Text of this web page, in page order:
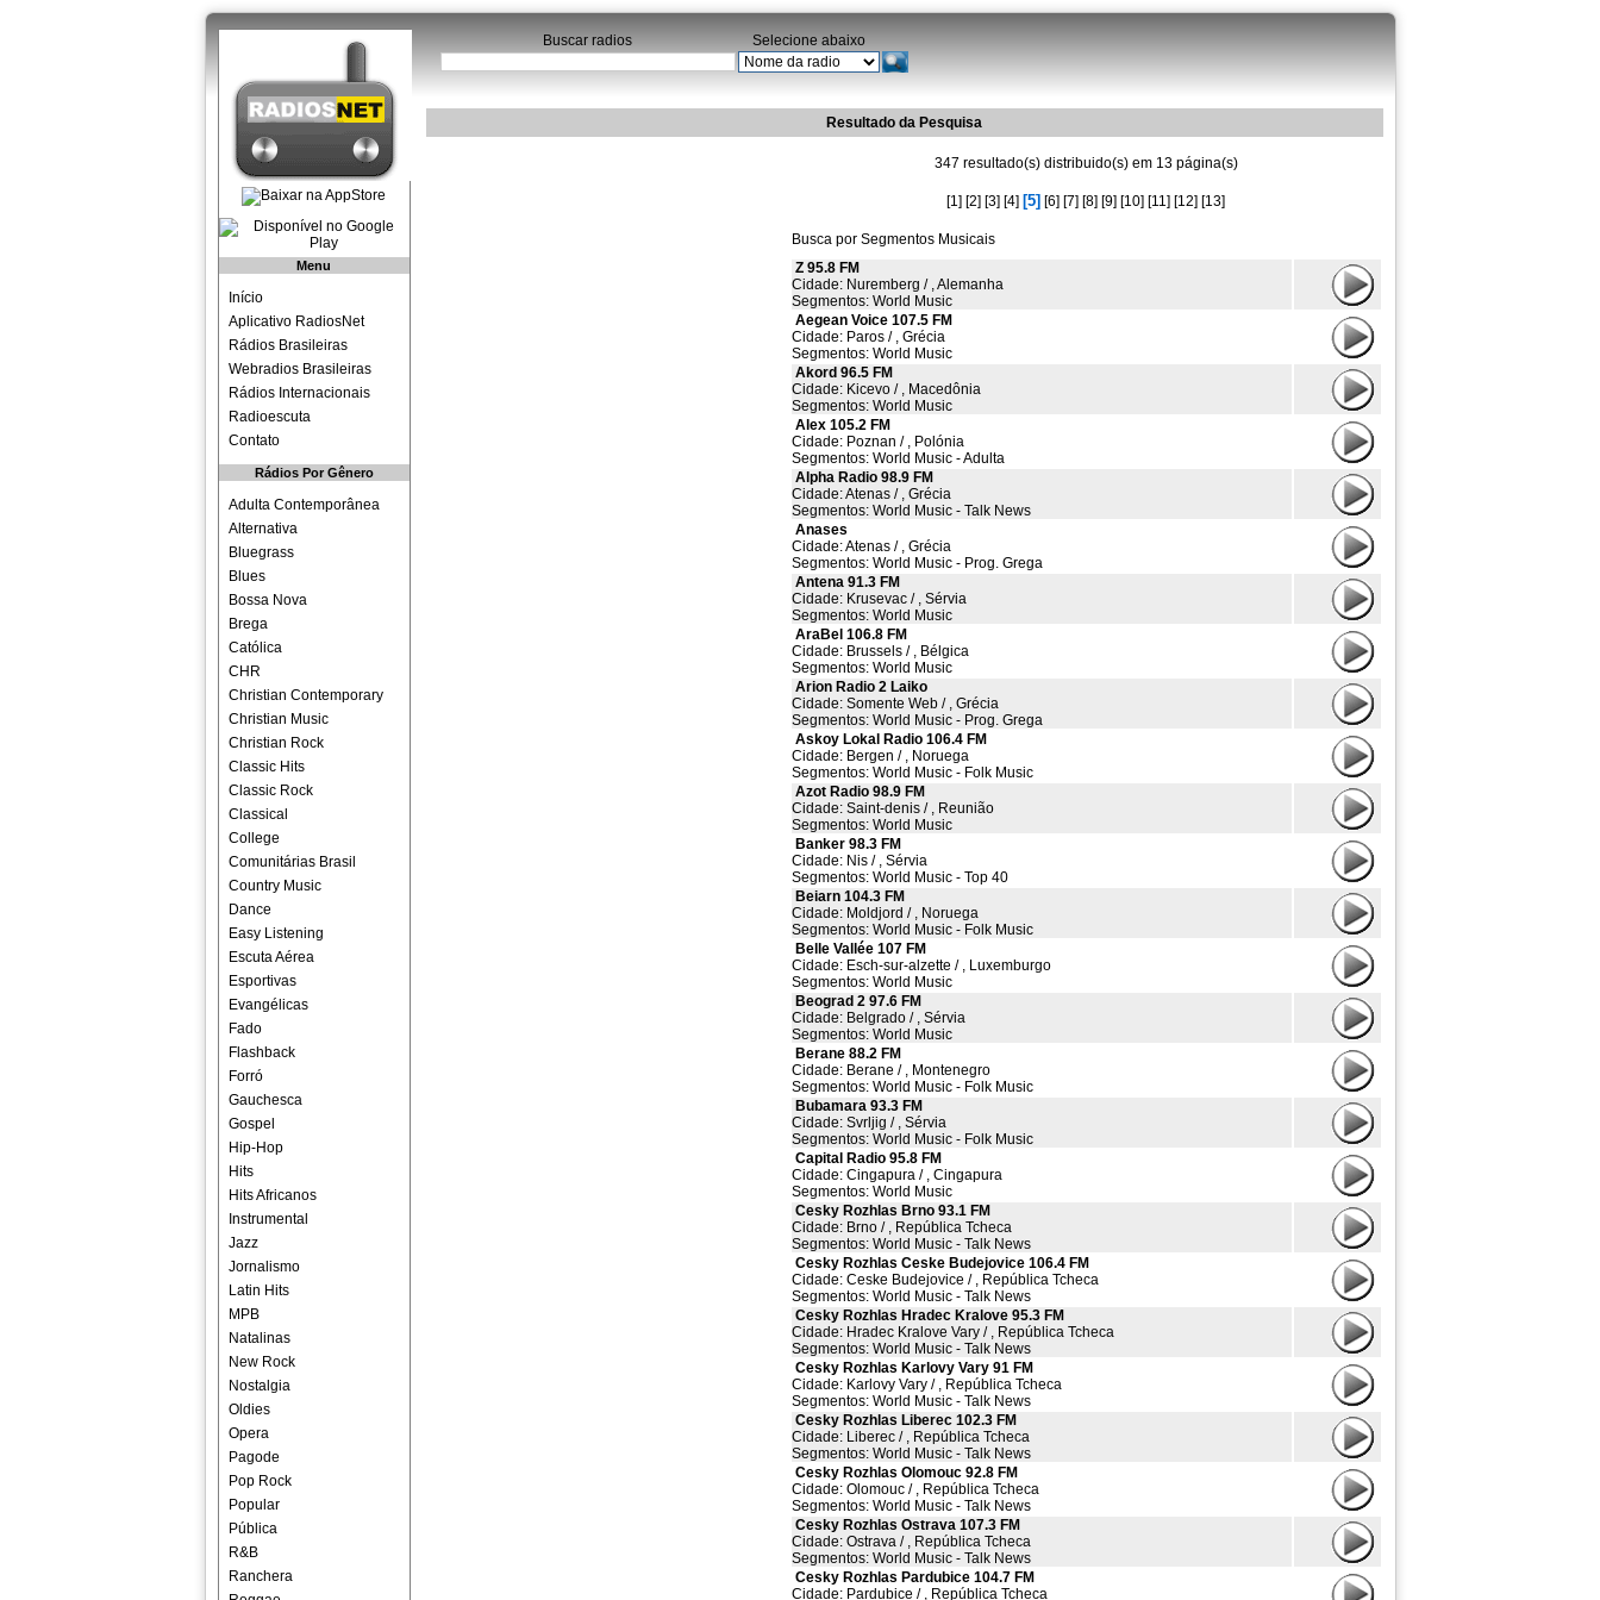
Buscar radios Selecione abaixo
Menu
Início
Aplicativo RadiosNet
Rádios Brasileiras
Webradios Brasileiras
Rádios Internacionais
Radioescuta
Contato
Rádios Por Gênero
Adulta Contemporânea
Alternativa
Bluegrass
Blues
Bossa Nova
Brega
Católica
CHR
Christian Contemporary
Christian Music
Christian Rock
Classic Hits
Classic Rock
Classical
College
Comunitárias Brasil
Country Music
Dance
Easy Listening
Escuta Aérea
Esportivas
Evangélicas
Fado
Flashback
Forró
Gauchesca
Gospel
Hip-Hop
Hits
Hits Africanos
Instrumental
Jazz
Jornalismo
Latin Hits
MPB
Natalinas
New Rock
Nostalgia
Oldies
Opera
Pagode
Pop Rock
Popular
Pública
R&B
Ranchera
Resultado da Pesquisa
347 resultado(s) distribuido(s) em 13 página(s)
[1] [2] [3] [4] [5] [6] [7] [8] [9] [10] [11] [12] [13]
Busca por Segmentos Musicais
Z 95.8 FM
Cidade: Nuremberg / , Alemanha
Segmentos: World Music
Aegean Voice 107.5 FM
Cidade: Paros / , Grécia
Segmentos: World Music
Akord 96.5 FM
Cidade: Kicevo / , Macedônia
Segmentos: World Music
Alex 105.2 FM
Cidade: Poznan / , Polónia
Segmentos: World Music - Adulta
Alpha Radio 98.9 FM
Cidade: Atenas / , Grécia
Segmentos: World Music - Talk News
Anases
Cidade: Atenas / , Grécia
Segmentos: World Music - Prog. Grega
Antena 91.3 FM
Cidade: Krusevac / , Sérvia
Segmentos: World Music
AraBel 106.8 FM
Cidade: Brussels / , Bélgica
Segmentos: World Music
Arion Radio 2 Laiko
Cidade: Somente Web / , Grécia
Segmentos: World Music - Prog. Grega
Askoy Lokal Radio 106.4 FM
Cidade: Bergen / , Noruega
Segmentos: World Music - Folk Music
Azot Radio 98.9 FM
Cidade: Saint-denis / , Reunião
Segmentos: World Music
Banker 98.3 FM
Cidade: Nis / , Sérvia
Segmentos: World Music - Top 40
Beiarn 104.3 FM
Cidade: Moldjord / , Noruega
Segmentos: World Music - Folk Music
Belle Vallée 107 FM
Cidade: Esch-sur-alzette / , Luxemburgo
Segmentos: World Music
Beograd 2 97.6 FM
Cidade: Belgrado / , Sérvia
Segmentos: World Music
Berane 88.2 FM
Cidade: Berane / , Montenegro
Segmentos: World Music - Folk Music
Bubamara 93.3 FM
Cidade: Svrljig / , Sérvia
Segmentos: World Music - Folk Music
Capital Radio 95.8 FM
Cidade: Cingapura / , Cingapura
Segmentos: World Music
Cesky Rozhlas Brno 93.1 FM
Cidade: Brno / , República Tcheca
Segmentos: World Music - Talk News
Cesky Rozhlas Ceske Budejovice 106.4 FM
Cidade: Ceske Budejovice / , República Tcheca
Segmentos: World Music - Talk News
Cesky Rozhlas Hradec Kralove 95.3 FM
Cidade: Hradec Kralove Vary / , República Tcheca
Segmentos: World Music - Talk News
Cesky Rozhlas Karlovy Vary 91 FM
Cidade: Karlovy Vary / , República Tcheca
Segmentos: World Music - Talk News
Cesky Rozhlas Liberec 102.3 FM
Cidade: Liberec / , República Tcheca
Segmentos: World Music - Talk News
Cesky Rozhlas Olomouc 92.8 FM
Cidade: Olomouc / , República Tcheca
Segmentos: World Music - Talk News
Cesky Rozhlas Ostrava 107.3 FM
Cidade: Ostrava / , República Tcheca
Segmentos: World Music - Talk News
Cesky Rozhlas Pardubice 104.7 FM
Cidade: Pardubice / , República Tcheca